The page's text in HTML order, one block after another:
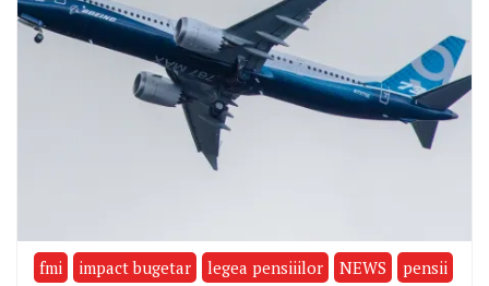
fmi impact bugetar legea pensiiilor NEWS pensii